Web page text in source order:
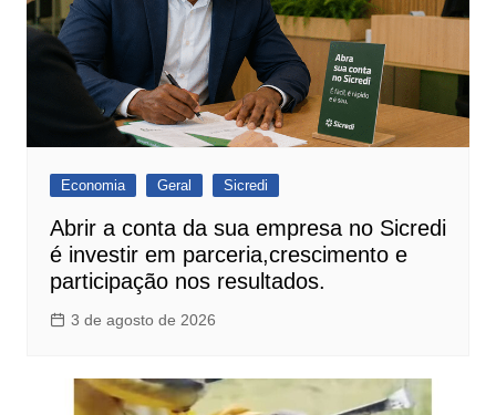
Economia Geral Sicredi
Abrir a conta da sua empresa no Sicredi
é investir em parceria,crescimento e
participação nos resultados.
3 de agosto de 2026